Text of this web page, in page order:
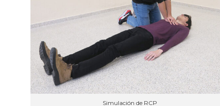
Simulación de RCP